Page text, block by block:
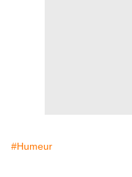
#Humeur